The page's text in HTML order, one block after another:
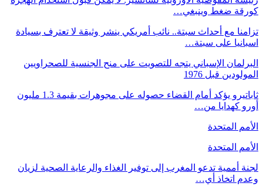
كورقة ضغط وينبغي…
تزامنا مع أحداث سبتة.. نائب أمريكي ينشر وثيقة لا تعترف بسيادة
اسبانيا على سبتة…
البرلمان الإسباني يتجه للتصويت على منح الجنسية للصحراويين
المولودين قبل 1976
ثاباتيرو يؤكد أمام القضاء حصوله على مجوهرات بقيمة 1.3 مليون
أورو كهدايا من…
الأمم المتحدة
الأمم المتحدة
لجنة أممية تدعو المغرب إلى توفير الغذاء والرعاية الصحية لزيان
وعدم اتخاذ أي…